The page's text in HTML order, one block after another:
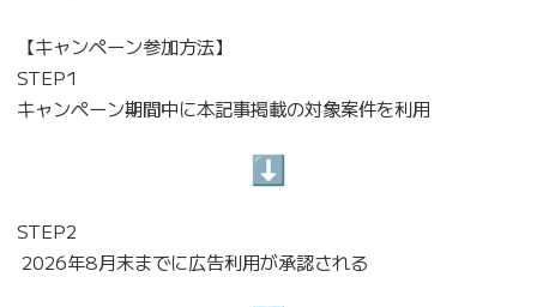
【キャンペーン参加方法】
STEP1
キャンペーン期間中に本記事掲載の対象案件を利用
STEP2
2026年8月末までに広告利用が承認される